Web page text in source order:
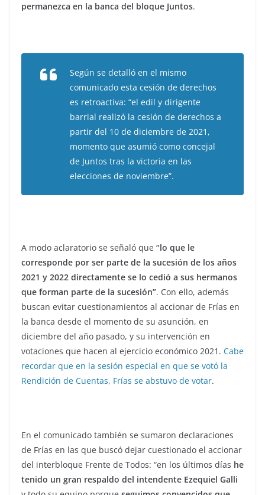
permanezca en la banca del bloque Juntos.
Según se detalló en el mismo
comunicado esta cesión de derechos
es retroactiva: “el edil y dirigente
barrial realizó la cesión de derechos a
partir del 10 de diciembre de 2021,
momento que asumió como concejal
de Juntos tras la victoria en las
elecciones de noviembre”.
A modo aclaratorio se señaló que “lo que le
corresponde por ser parte de la sucesión de los años
2021 y 2022 directamente se lo cedió a sus hermanos
que forman parte de la sucesión”. Con ello, además
buscan evitar cuestionamientos al accionar de Frías en
la banca desde el momento de su asunción, en
diciembre del año pasado, y su intervención en
votaciones que hacen al ejercicio económico 2021. Cabe
recordar que en la sesión especial en que se votó la
Rendición de Cuentas, Frías se abstuvo de votar.
En el comunicado también se sumaron declaraciones
de Frías en las que buscó dejar cuestionado el accionar
del interbloque Frente de Todos: “en los últimos días he
tenido un gran respaldo del intendente Ezequiel Galli